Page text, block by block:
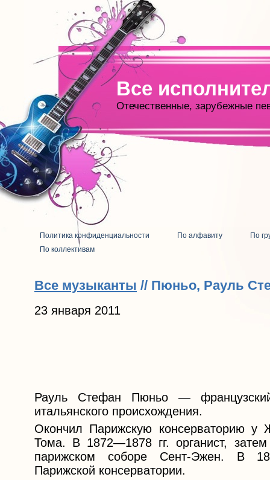
Все
Отечественные, зарубежные
Политика конфиденциальности По алфавиту
По
По коллективам
Все музыканты // Пюньо, Рауль
23 января 2011
Рауль Стефан Пюньо —
итальянского происхождения.
Окончил Парижскую консерваторию
Тома. В 1872—1878 гг. органист,
парижском соборе Сент-Эжен. В
Парижской консерватории.